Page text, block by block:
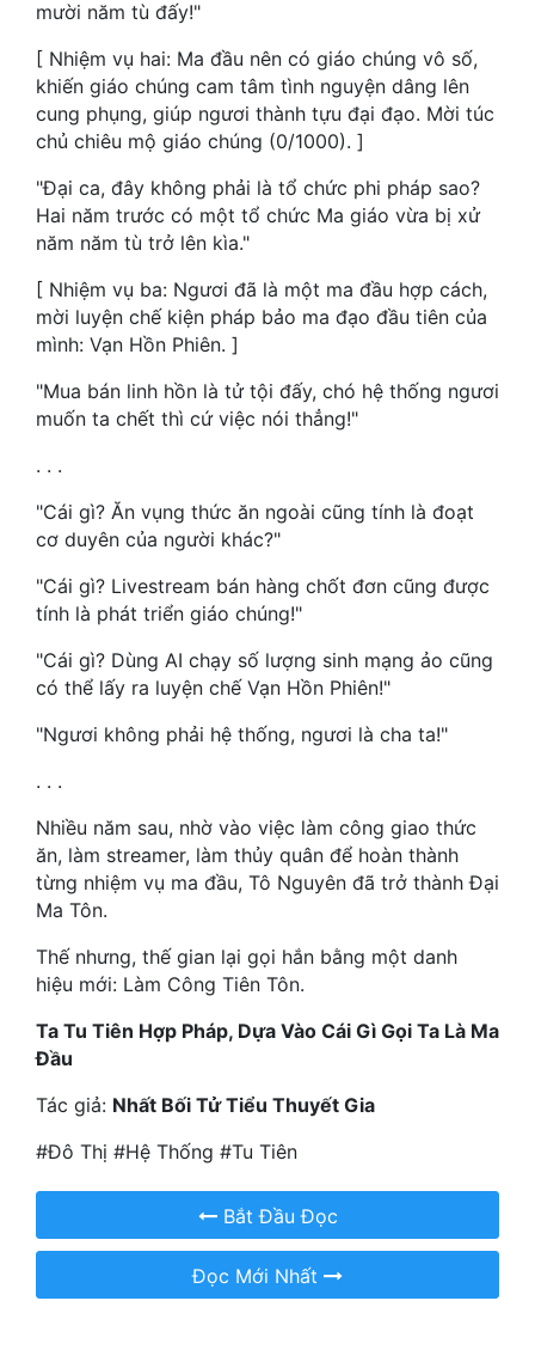
Kinh Dị
Kiếm Hiệp
Kỳ Ảo
Linh Dị
Làm Giàu
Lịch Sử
Mưu Mô
Mạt Thế
Ngược
Nữ Cường
Phong Thủy - Tâm Linh
Phương Tây
Quan Trường
Quân Sự
Sảng Văn
Thanh Xuân
Tiên Hiệp
Tiểu Thuyết
Triều Đấu
Trùng Sinh
mười năm tù đấy!"
[ Nhiệm vụ hai: Ma đầu nên có giáo chúng vô số,
khiến giáo chúng cam tâm tình nguyện dâng lên
cung phụng, giúp ngươi thành tựu đại đạo. Mời túc
chủ chiêu mộ giáo chúng (0/1000). ]
"Đại ca, đây không phải là tổ chức phi pháp sao?
Hai năm trước có một tổ chức Ma giáo vừa bị xử
năm năm tù trở lên kìa."
[ Nhiệm vụ ba: Ngươi đã là một ma đầu hợp cách,
mời luyện chế kiện pháp bảo ma đạo đầu tiên của
mình: Vạn Hồn Phiên. ]
"Mua bán linh hồn là tử tội đấy, chó hệ thống ngươi
muốn ta chết thì cứ việc nói thẳng!"
. . .
"Cái gì? Ăn vụng thức ăn ngoài cũng tính là đoạt
cơ duyên của người khác?"
"Cái gì? Livestream bán hàng chốt đơn cũng được
tính là phát triển giáo chúng!"
"Cái gì? Dùng AI chạy số lượng sinh mạng ảo cũng
có thể lấy ra luyện chế Vạn Hồn Phiên!"
"Ngươi không phải hệ thống, ngươi là cha ta!"
. . .
Nhiều năm sau, nhờ vào việc làm công giao thức
ăn, làm streamer, làm thủy quân để hoàn thành
từng nhiệm vụ ma đầu, Tô Nguyên đã trở thành Đại
Ma Tôn.
Thế nhưng, thế gian lại gọi hắn bằng một danh
hiệu mới: Làm Công Tiên Tôn.
Ta Tu Tiên Hợp Pháp, Dựa Vào Cái Gì Gọi Ta Là Ma
Đầu
Tác giả: Nhất Bối Tử Tiểu Thuyết Gia
#Đô Thị #Hệ Thống #Tu Tiên
Bắt Đầu Đọc
Đọc Mới Nhất